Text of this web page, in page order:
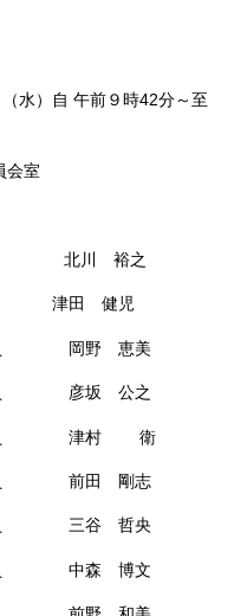
自 午前９時42分～至
室
裕之
健児
恵美
公之
衛
剛志
哲央
博文